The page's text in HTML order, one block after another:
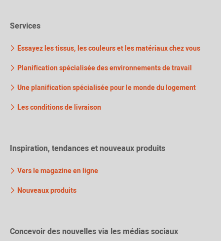
Services
Essayez les tissus, les couleurs et les matériaux chez vous
Planification spécialisée des environnements de travail
Une planification spécialisée pour le monde du logement
Les conditions de livraison
Inspiration, tendances et nouveaux produits
Vers le magazine en ligne
Nouveaux produits
Concevoir des nouvelles via les médias sociaux